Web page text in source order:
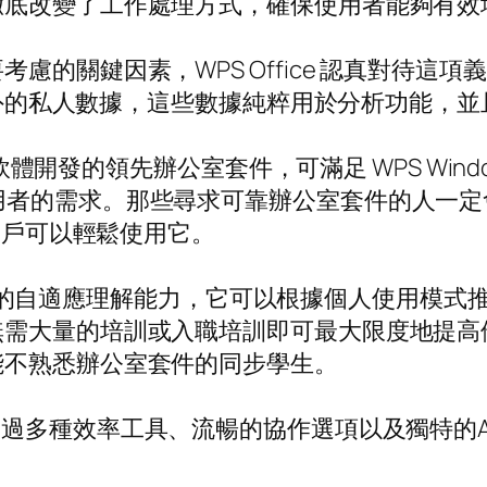
慮的關鍵因素，WPS Office 認真對待這項
私人數據，這些數據純粹用於分析功能，
開發的領先辦公室套件，可滿足 WPS
的需求。那些尋求可靠辦公室套件的人一
可以輕鬆使用它。
自適應理解能力，它可以根據個人使用模式
大量的培訓或入職培訓即可最大限度地提
熟悉辦公室套件的同步學生。
多種效率工具、流暢的協作選項以及獨特